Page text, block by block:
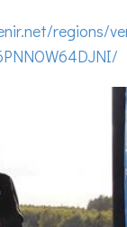
regions/